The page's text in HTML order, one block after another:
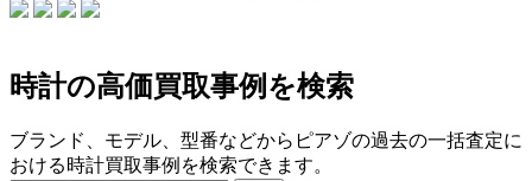
時計の高価買取事例を検索
ブランド、モデル、型番などからピアゾの過去の一括査定に
おける時計買取事例を検索できます。